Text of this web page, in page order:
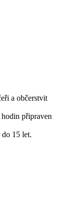
a občerstvit
připraven
15 let.